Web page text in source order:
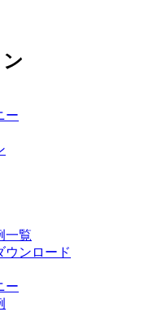
ー
一覧
ウンロード
ー